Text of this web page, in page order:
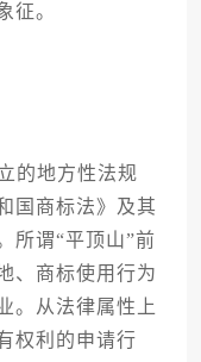
征。
地方性法规
国商标法》及其
所谓“平顶山”前
、商标使用行为
。从法律属性上
权利的申请行